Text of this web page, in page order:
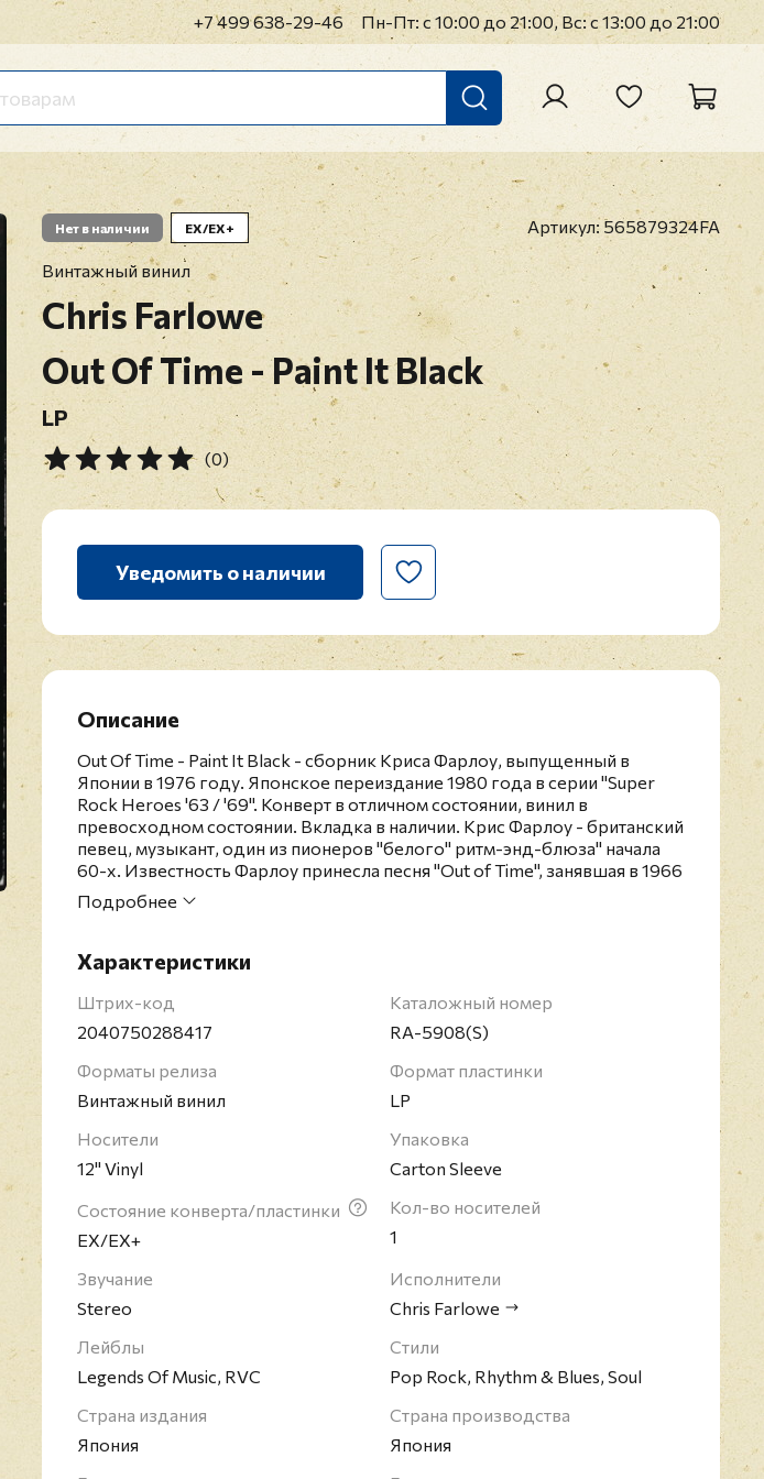
+7 499 638-29-46 Пн-Пт: с 10:00 до 21:00, Вс: с 13:00 до 21:00
Нет в наличии EX/EX+ Артикул: 565879324FA
Винтажный винил
Chris Farlowe
Out Of Time - Paint It Black
LP
(0)
Уведомить о наличии
Описание
Out Of Time - Paint It Black - сборник Криса Фарлоу, выпущенный в
Японии в 1976 году. Японское переиздание 1980 года в серии "Super
Rock Heroes '63 / '69". Конверт в отличном состоянии, винил в
превосходном состоянии. Вкладка в наличии. Крис Фарлоу - британский
певец, музыкант, один из пионеров "белого" ритм-энд-блюза" начала
60-х. Известность Фарлоу принесла песня "Out of Time", занявшая в 1966
году 1 строчку британского хит-парада. Во многом это стало заслугой
продюсера The Rolling Stones Эндрю Луг Олдэма, который тогда
Black" бы также кавером на песню роллингов. Однако певцу не удалось
добиться коммерческого успеха. Крисом Фарлоу пел в группах
Colosseum и Atomic Rooster. В дальнейшие годы он не раз уходил со
сцены и возвращался к музыке. В конце 80-х по Фарлоу участвовал в
записи сольного альбома Джимми Пейджа "Outrider". Крис Фарлоу
выступал на телевидении, гастролировал в разных странах, выпускал
собственные альбомы. Снова без особого успеха. Для любителей
британской популярной музыки Крис Фарлоу останется "одним из
немногих неувядающих голосов 60-х".
Подробнее
Характеристики
Штрих-код
2040750288417
Каталожный номер
RA-5908(S)
Форматы релиза
Винтажный винил
Формат пластинки
LP
Носители
12" Vinyl
Упаковка
Carton Sleeve
Состояние конверта/пластинки
EX/EX+
Кол-во носителей
1
Звучание
Stereo
Исполнители
Chris Farlowe
Лейблы
Legends Of Music, RVC
Стили
Pop Rock, Rhythm & Blues, Soul
Страна издания
Япония
Страна производства
Япония